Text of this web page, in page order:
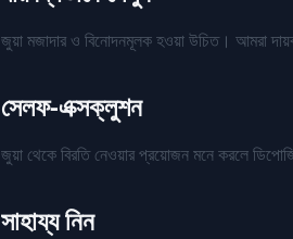
জুয়া মজাদার ও বিনোদনমূলক হওয়া উচিত। আমরা
সেলফ-এক্সক্লুশন
জুয়া থেকে বিরতি নেওয়ার প্রয়োজন মনে করলে
সাহায্য নিন